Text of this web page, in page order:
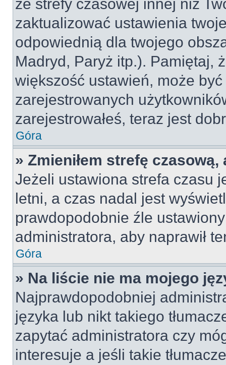
ze strefy czasowej innej niż
zaktualizować ustawienia
odpowiednią dla twojego
Madryd, Paryż itp.). Pamiętaj,
większość ustawień, może
zarejestrowanych
zarejestrowałeś, teraz jest
Góra
» Zmieniłem strefę
Jeżeli ustawiona strefa czasu
letni, a czas nadal jest
prawdopodobnie źle
administratora, aby naprawił
Góra
» Na liście nie ma mojego
Najprawdopodobniej
języka lub nikt takiego
zapytać administratora czy
interesuje a jeśli takie